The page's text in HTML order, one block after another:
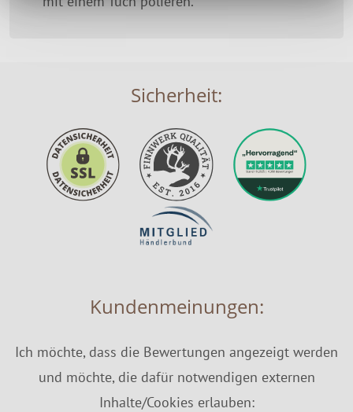
Sicherheit:
Kundenmeinungen:
Ich möchte, dass die Bewertungen angezeigt werden
und möchte, die dafür notwendigen externen
Inhalte/Cookies erlauben: